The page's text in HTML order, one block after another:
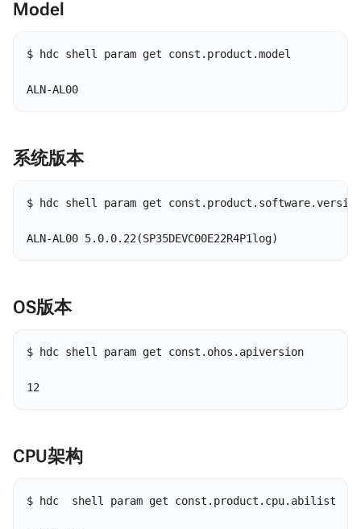
Model
$ hdc shell param get const.product.model
ALN-AL00
系统版本
$ hdc shell param get
ALN-AL00 5.0.0.22(SP35DEVC00E22R4P1log)
OS版本
$ hdc shell param get const.ohos.apiversion
12
CPU架构
$ hdc  shell param get const.product.cpu.abilist